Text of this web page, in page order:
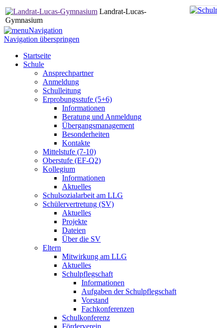
Landrat-Lucas-
Gymnasium
Navigation
Navigation überspringen
Startseite
Schule
Ansprechpartner
Anmeldung
Schulleitung
Erprobungsstufe (5+6)
Informationen
Beratung und Anmeldung
Übergangsmanagement
Besonderheiten
Kontakte
Mittelstufe (7-10)
Oberstufe (EF-Q2)
Kollegium
Informationen
Aktuelles
Schulsozialarbeit am LLG
Schülervertretung (SV)
Aktuelles
Projekte
Dateien
Über die SV
Eltern
Mitwirkung am LLG
Aktuelles
Schulpflegschaft
Informationen
Aufgaben der Schulpflegschaft
Vorstand
Fachkonferenzen
Schulkonferenz
Förderverein